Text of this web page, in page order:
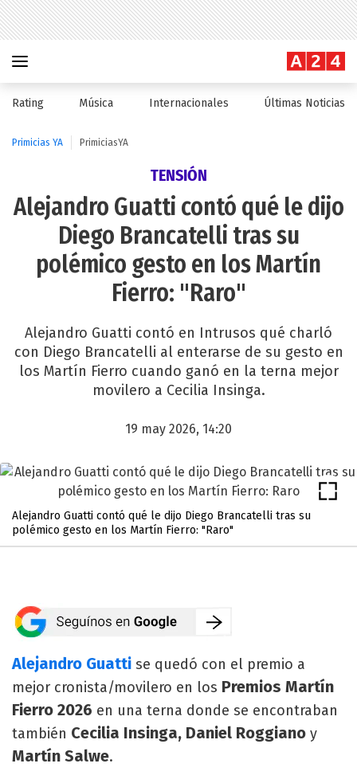
Rating Música Internacionales Últimas Noticias
Primicias YA PrimiciasYA
TENSIÓN
Alejandro Guatti contó qué le dijo
Diego Brancatelli tras su
polémico gesto en los Martín
Fierro: "Raro"
Alejandro Guatti contó en Intrusos qué charló
con Diego Brancatelli al enterarse de su gesto en
los Martín Fierro cuando ganó en la terna mejor
movilero a Cecilia Insinga.
19 may 2026, 14:20
Alejandro Guatti contó qué le dijo Diego Brancatelli tras su
polémico gesto en los Martín Fierro: "Raro"
Alejandro Guatti se quedó con el premio a
mejor cronista/movilero en los Premios Martín
Fierro 2026 en una terna donde se encontraban
también Cecilia Insinga, Daniel Roggiano y
Martín Salwe.